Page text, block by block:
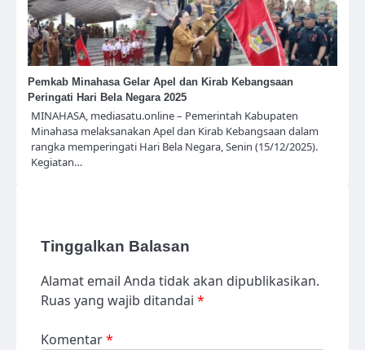
Pemkab Minahasa Gelar Apel dan Kirab Kebangsaan
Peringati Hari Bela Negara 2025
MINAHASA, mediasatu.online – Pemerintah Kabupaten
Minahasa melaksanakan Apel dan Kirab Kebangsaan dalam
rangka memperingati Hari Bela Negara, Senin (15/12/2025).
Kegiatan…
Tinggalkan Balasan
Alamat email Anda tidak akan dipublikasikan.
Ruas yang wajib ditandai *
Komentar*